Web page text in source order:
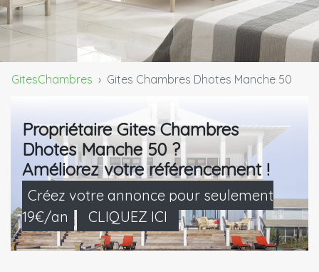
GitesChambres Gites Chambres Dhotes Manche 50
Propriétaire Gites Chambres
Dhotes Manche 50 ?
Améliorez votre référencement !
Créez votre annonce pour seulement
19€/an
CLIQUEZ ICI